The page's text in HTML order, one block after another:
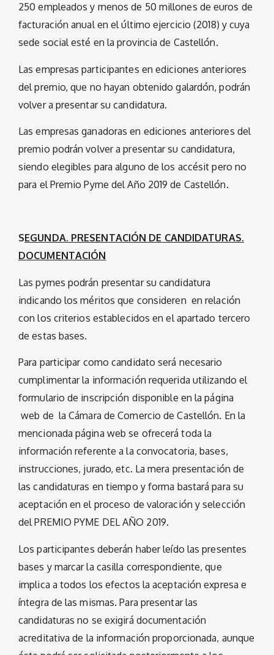
250 empleados y menos de 50 millones de euros de
facturación anual en el último ejercicio (2018) y cuya
sede social esté en la provincia de Castellón.
Las empresas participantes en ediciones anteriores
del premio, que no hayan obtenido galardón, podrán
volver a presentar su candidatura.
Las empresas ganadoras en ediciones anteriores del
premio podrán volver a presentar su candidatura,
siendo elegibles para alguno de los accésit pero no
para el Premio Pyme del Año 2019 de Castellón.
SEGUNDA. PRESENTACIÓN DE CANDIDATURAS.
DOCUMENTACIÓN
Las pymes podrán presentar su candidatura
indicando los méritos que consideren en relación
con los criterios establecidos en el apartado tercero
de estas bases.
Para participar como candidato será necesario
cumplimentar la información requerida utilizando el
formulario de inscripción disponible en la página
web de la Cámara de Comercio de Castellón. En la
mencionada página web se ofrecerá toda la
información referente a la convocatoria, bases,
instrucciones, jurado, etc. La mera presentación de
las candidaturas en tiempo y forma bastará para su
aceptación en el proceso de valoración y selección
del PREMIO PYME DEL AÑO 2019.
Los participantes deberán haber leído las presentes
bases y marcar la casilla correspondiente, que
implica a todos los efectos la aceptación expresa e
íntegra de las mismas. Para presentar las
candidaturas no se exigirá documentación
acreditativa de la información proporcionada, aunque